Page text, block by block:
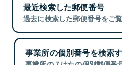
最近検索した郵便番号
過去に検索した郵便番号をご
事業所の個別番号を検索